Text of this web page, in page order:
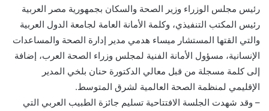
رئيس مجلس الوزراء وزير الصحة والسكان بجمهورية مصر العربية
رئيس المكتب التنفيذي، وكلمة الأمانة العامة لجامعة الدول العربية
والتي القتها المستشار ميساء هدمي مدير إدارة الصحة والمساعدات
الإنسانية، مسؤول الأمانة الفنية لمجلس وزراء الصحة العرب، إضافة
إلى كلمة مسجلة من قبل معالي الدكتورة حنان بلخي المدير
الإقليمي لمنظمة الصحة العالمية لشرق المتوسط.
– وقد شهدت الجلسة الافتتاحية تسليم جائزة الطبيب العربي التي